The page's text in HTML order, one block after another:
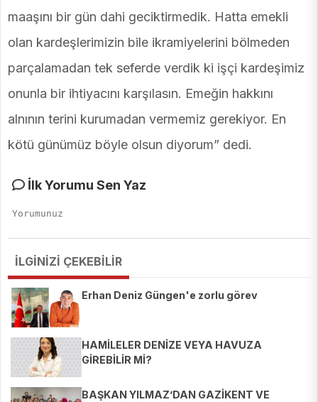
maaşını bir gün dahi geciktirmedik. Hatta emekli
olan kardeşlerimizin bile ikramiyelerini bölmeden
parçalamadan tek seferde verdik ki işçi kardeşimiz
onunla bir ihtiyacını karşılasın. Emeğin hakkını
alnının terini kurumadan vermemiz gerekiyor. En
kötü günümüz böyle olsun diyorum” dedi.
İlk Yorumu Sen Yaz
İLGİNİZİ ÇEKEBİLİR
Erhan Deniz Güngen'e zorlu görev
HAMİLELER DENİZE VEYA HAVUZA
GİREBİLİR Mİ?
BAŞKAN YILMAZ’DAN GAZİKENT VE